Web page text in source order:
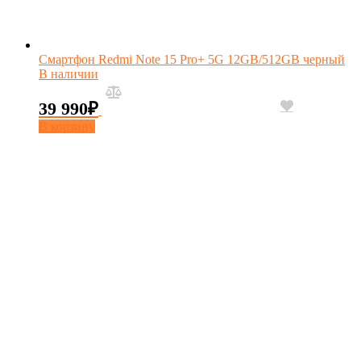
Смартфон Redmi Note 15 Pro+ 5G 12GB/512GB черный
В наличии
39 990₽